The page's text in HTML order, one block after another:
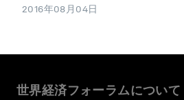
2016年08月04日
世界経済フォーラムについて